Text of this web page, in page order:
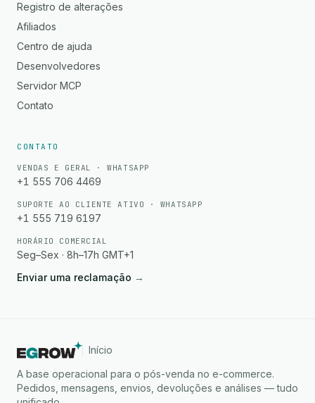
Registro de alterações
Afiliados
Centro de ajuda
Desenvolvedores
Servidor MCP
Contato
CONTATO
VENDAS E GERAL · WHATSAPP
+1 555 706 4469
SUPORTE AO CLIENTE ATIVO · WHATSAPP
+1 555 719 6197
HORÁRIO COMERCIAL
Seg–Sex · 8h–17h GMT+1
Enviar uma reclamação →
Início
A base operacional para o pós-venda no e-commerce.
Pedidos, mensagens, envios, devoluções e análises — tudo